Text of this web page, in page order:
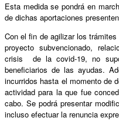
Esta medida se pondrá en
de dichas aportaciones
Con el fin de agilizar los
proyecto subvencionado,
crisis de la covid-19, no
beneficiarios de las ayudas.
incurridos hasta el momento de
actividad para la que fue
cabo. Se podrá presentar
incluso efectuar la renuncia